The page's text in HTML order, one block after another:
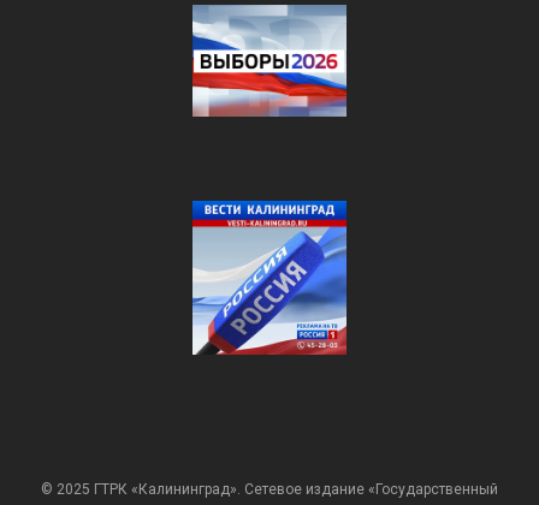
© 2025 ГТРК «Калининград». Сетевое издание «Государственный